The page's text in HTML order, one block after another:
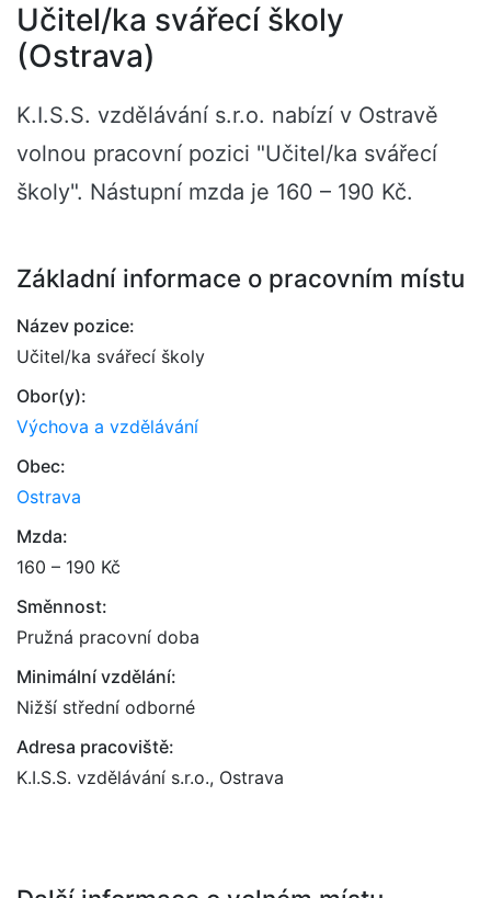
Učitel/ka svářecí školy
(Ostrava)
K.I.S.S. vzdělávání s.r.o. nabízí v Ostravě
volnou pracovní pozici "Učitel/ka svářecí
školy". Nástupní mzda je 160 – 190 Kč.
Základní informace o pracovním místu
Název pozice:
Učitel/ka svářecí školy
Obor(y):
Výchova a vzdělávání
Obec:
Ostrava
Mzda:
160 – 190 Kč
Směnnost:
Pružná pracovní doba
Minimální vzdělání:
Nižší střední odborné
Adresa pracoviště:
K.I.S.S. vzdělávání s.r.o., Ostrava